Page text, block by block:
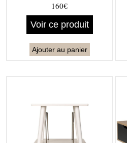
160€
Voir ce produit
Ajouter au panier